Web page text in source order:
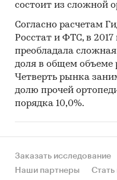
состоит из сложной
Согласно расчетам
Росстат и ФТС, в
преобладала
доля в общем объеме
Четверть рынка
долю прочей
порядка 10,0%.
Заказать исследование
Наши партнеры